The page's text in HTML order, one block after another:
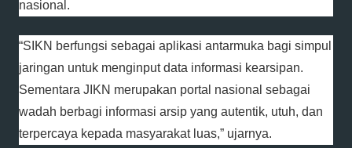
nasional.
“SIKN berfungsi sebagai aplikasi antarmuka bagi simpul
jaringan untuk menginput data informasi kearsipan.
Sementara JIKN merupakan portal nasional sebagai
wadah berbagi informasi arsip yang autentik, utuh, dan
terpercaya kepada masyarakat luas,” ujarnya.